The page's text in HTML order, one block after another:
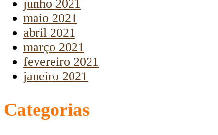
junho 2021
maio 2021
abril 2021
março 2021
fevereiro 2021
janeiro 2021
Categorias